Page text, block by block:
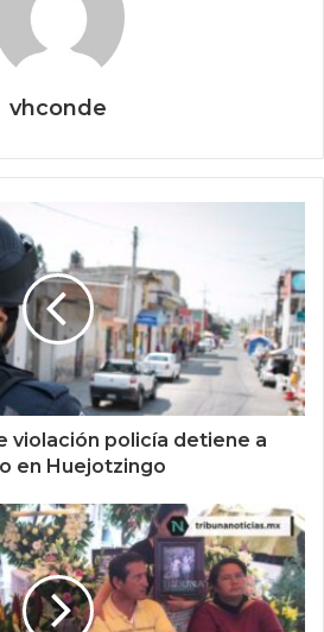
vhconde
violación policía detiene a
en Huejotzingo